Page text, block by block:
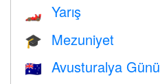
🏎 Yarış
🎓 Mezuniyet
🇦🇺 Avusturalya Günü